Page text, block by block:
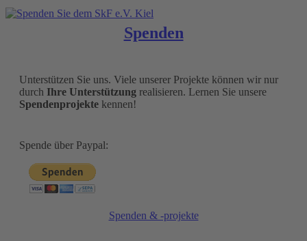
Spenden
Unterstützen Sie uns. Viele unserer Projekte können wir nur
durch Ihre Unterstützung realisieren. Lernen Sie unsere
Spendenprojekte kennen!
Spende über Paypal:
Spenden & -projekte